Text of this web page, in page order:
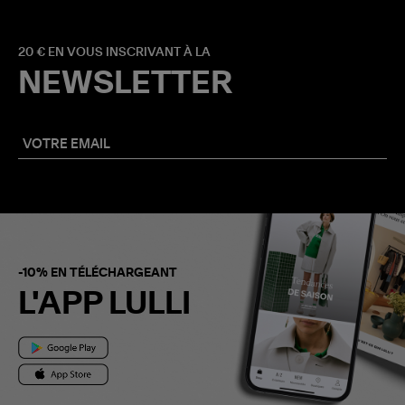
20 € EN VOUS INSCRIVANT À LA
NEWSLETTER
-10% EN TÉLÉCHARGEANT
L'APP LULLI